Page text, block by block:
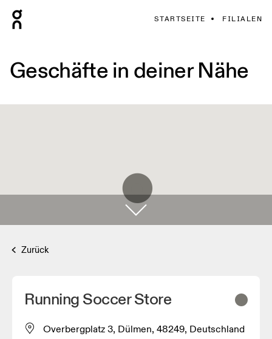
STARTSEITE FILIALEN
Geschäfte in deiner Nähe
Zurück
Running Soccer Store
Overbergplatz 3, Dülmen, 48249, Deutschland